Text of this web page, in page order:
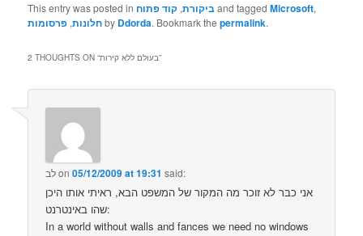
This entry was posted in ביקורת, קוד פתוח and taggedMicrosoft,
חלונות, פרסומות by Ddorda. Bookmark thepermalink.
2 THOUGHTS ON “בעולם ללא קירות”
לבon05/12/2009 at 19:31 said:
אני כבר לא זוכר מה המקור של המשפט הבא, ראיתי אותו היכן
שהו באינטרנט:
In a world without walls and fances we need no windows